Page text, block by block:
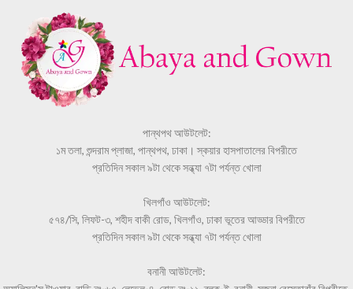
পান্থপথ আউটলেট:
১ম তলা, শুন্দরাম প্লাজা, পান্থপথ, ঢাকা। স্কয়ার হাসপাতালের বিপরীতে
প্রতিদিন সকাল ৯টা থেকে সন্ধ্যা ৭টা পর্যন্ত খোলা
খিলগাঁও আউটলেট:
৫৭৪/সি, লিফট-৩, শহীদ বাকী রোড, খিলগাঁও, ঢাকা ভূতের আড্ডার বিপরীতে
প্রতিদিন সকাল ৯টা থেকে সন্ধ্যা ৭টা পর্যন্ত খোলা
বনানী আউটলেট: